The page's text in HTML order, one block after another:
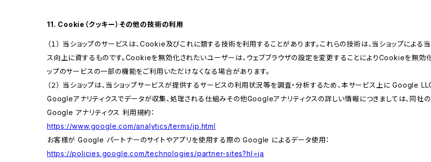
11. Cookie（クッキー）その他の技術の利用
（１） 当ショップのサービスは、Cookie及びこれに類する技術を利用することがあります。これらの技術は、当ショップによ
ス向上に資するものです。Cookieを無効化されたいユーザーは、ウェブブラウザの設定を変更することによりCookieを無効
ップのサービスの一部の機能をご利用いただけなくなる場合があります。
（２） 当ショップは、当ショップサービスが提供するサービスの利用状況等を調査・分析するため、本サービス上に Google
Googleアナリティクスでデータが収集、処理される仕組みその他Googleアナリティクスの詳しい情報につきましては、同社の
Google アナリティクス 利用規約：
https://www.google.com/analytics/terms/jp.html
お客様が Google パートナーのサイトやアプリを使用する際の Google によるデータ使用：
https://policies.google.com/technologies/partner-sites?hl=ja